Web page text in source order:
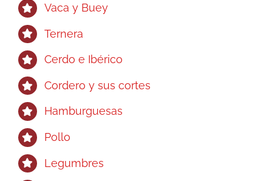
Vaca y Buey
Ternera
Cerdo e Ibérico
Cordero y sus cortes
Hamburguesas
Pollo
Legumbres